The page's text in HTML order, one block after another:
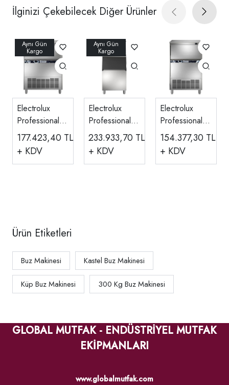
İlginizi Çekebilecek Diğer Ürünler
Electrolux
Professional
Küp Buz
Makinesi,
Kapasite 145
177.423,40 TL
+ KDV
Electrolux
Professional
Hazneli Küp
Buz Makinesi,
Kapasite 200
233.933,70 TL
+ KDV
Electrolux
Professional
Küp Buz
Makinesi,
Kapasite 153
154.377,30 TL
+ KDV
Ürün Etiketleri
Buz Makinesi Kastel Buz Makinesi
Küp Buz Makinesi 300 Kg Buz Makinesi
GLOBAL MUTFAK - ENDÜSTRİYEL MUTFAK
EKİPMANLARI
www.globalmutfak.com